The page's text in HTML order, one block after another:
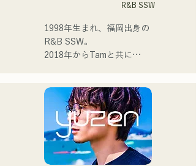
での楽曲制作も行う。
・その他エピソード
└ボーカルの上田は、費用
節約とライブ後の打ち上げ
岡まで原付で来たことがあ
る。
└KBCテレビ「お天気コン
サート」でMVが放送された
ことがきっかけで、熊本の
高校生が福岡のライブに来
スティバルに出演した。
1人1人に寄り添う音楽を作
っていきたいと思ってま
す。
ランプリ
・オリジナル曲『プリン』
が2024年KBCラジオオープ
ニング曲で採用される
2024年12月24日に大丸パサ
R&B SSW
1998年生まれ、福岡出身の
R&B SSW。
2018年からTamと共に
心に音楽活動を開始。
2022年からKønnyとして、
ソロ名義でも活動を開始。
幼少期から影響を受けてき
た90'sや00'sのR&Bミュー
ジックを取り込み、フレッ